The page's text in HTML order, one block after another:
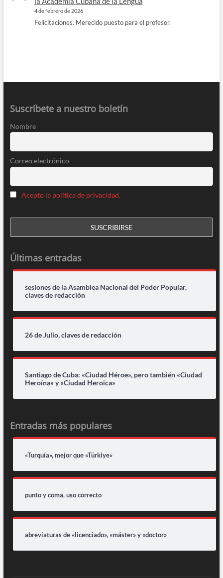
4 de febrero de 2026
Felicitaciones. Merecido puesto para el profesor.
Suscríbete a nuestro boletín
Nombre
Correo electrónico
Acepto la política de privacidad.
Últimas entradas
sesiones de la Asamblea Nacional del Poder Popular,
claves de redacción
26 de Julio, claves de redacción
Santiago de Cuba: «Ciudad Héroe», pero también «Ciudad
Heroína» y «Ciudad Heroica»
Entradas más populares
«Turquía», mejor que «Türkiye»
punto y coma, uso correcto
abreviaturas de «licenciado», «máster» y «doctor»